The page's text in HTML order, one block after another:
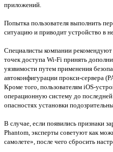
приложений.
Попытка пользователя выполнить
ситуацию и приводит устройство в
Специалисты компании
точек доступа Wi-Fi принять
уязвимости путем применения
автоконфигурации прокси-сервера
Кроме того, пользователям iOS-
операционную систему до
опасностях установки
В случае, если появились признаки
Phantom, эксперты советуют как
самолете», после чего сбросить